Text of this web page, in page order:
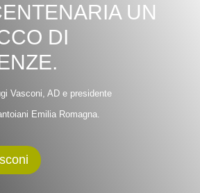
UN
DI
Vasconi, AD e presidente
Emilia Romagna.